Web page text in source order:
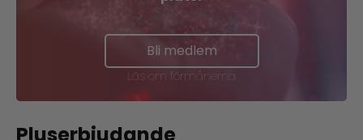
Bli medlem
Läs om förmånerna